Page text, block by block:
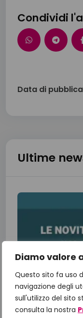
Diamo valore
Questo sito fa uso
navigazione degli
sull'utilizzo del sito
consulta la nostra
Condividi
Data di
Ultime